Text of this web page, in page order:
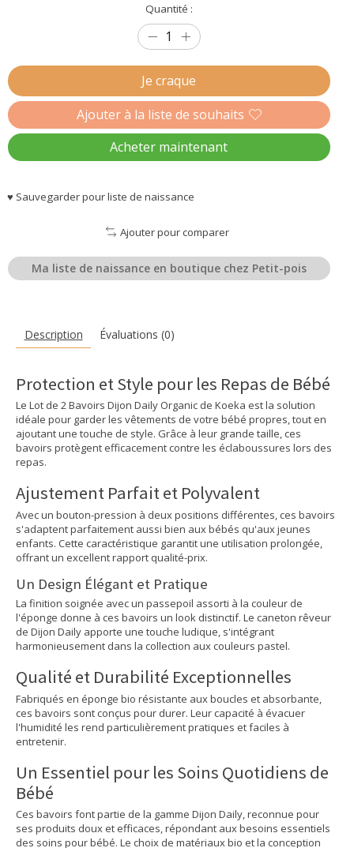
Quantité :
Je craque
Ajouter à la liste de souhaits
Acheter maintenant
♥ Sauvegarder pour liste de naissance
Ajouter pour comparer
Ma liste de naissance en boutique chez Petit-pois
Description Évaluations (0)
Protection et Style pour les Repas de Bébé
Le Lot de 2 Bavoirs Dijon Daily Organic de Koeka est la solution
idéale pour garder les vêtements de votre bébé propres, tout en
ajoutant une touche de style. Grâce à leur grande taille, ces
bavoirs protègent efficacement contre les éclaboussures lors des
repas.
Ajustement Parfait et Polyvalent
Avec un bouton-pression à deux positions différentes, ces bavoirs
s'adaptent parfaitement aussi bien aux bébés qu'aux jeunes
enfants. Cette caractéristique garantit une utilisation prolongée,
offrant un excellent rapport qualité-prix.
Un Design Élégant et Pratique
La finition soignée avec un passepoil assorti à la couleur de
l'éponge donne à ces bavoirs un look distinctif. Le caneton rêveur
de Dijon Daily apporte une touche ludique, s'intégrant
harmonieusement dans la collection aux couleurs pastel.
Qualité et Durabilité Exceptionnelles
Fabriqués en éponge bio résistante aux boucles et absorbante,
ces bavoirs sont conçus pour durer. Leur capacité à évacuer
l'humidité les rend particulièrement pratiques et faciles à
entretenir.
Un Essentiel pour les Soins Quotidiens de
Bébé
Ces bavoirs font partie de la gamme Dijon Daily, reconnue pour
ses produits doux et efficaces, répondant aux besoins essentiels
des soins pour bébé. Le choix de matériaux bio et la conception